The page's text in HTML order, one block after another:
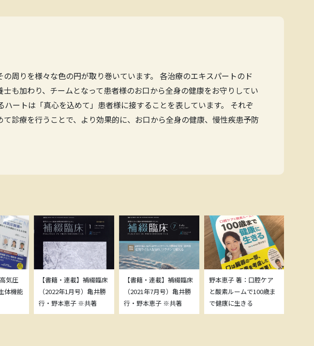
周りを様々な色の円が取り巻いています。 各治療のエキスパートのド
も加わり、チームとなって患者様のお口から全身の健康をお守りしてい
ートは「真心を込めて」患者様に接することを表しています。 それぞ
診療を行うことで、より効果的に、お口から全身の健康、慢性疾患予防
気圧
体機能
【書籍・連載】補綴臨床
（2022年1月号）亀井勝
行・野本恵子 ※共著
【書籍・連載】補綴臨床
（2021年7月号）亀井勝
行・野本恵子 ※共著
野本恵子 著：口腔ケア
と酸素ルームで100歳ま
で健康に生きる